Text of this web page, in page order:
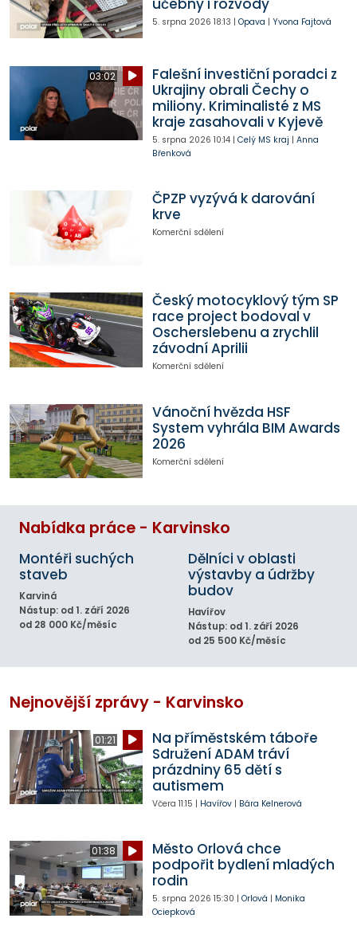
učebny i rozvody
5. srpna 2026 18:13 | Opava | Yvona Fajtová
03:02
Falešní investiční poradci z
Ukrajiny obrali Čechy o
miliony. Kriminalisté z MS
kraje zasahovali v Kyjevě
5. srpna 2026 10:14| Celý MS kraj | Anna
Břenková
ČPZP vyzývá k darování
krve
Komerční sdělení
Český motocyklový tým SP
race project bodoval v
Oscherslebenu a zrychlil
závodní Aprilii
Komerční sdělení
Vánoční hvězda HSF
System vyhrála BIM Awards
2026
Komerční sdělení
Nabídka práce - Karvinsko
Montéři suchých
staveb
Karviná
Nástup: od 1. září 2026
od 28 000 Kč/měsíc
Dělníci v oblasti
výstavby a údržby
budov
Havířov
Nástup: od 1. září 2026
od 25 500 Kč/měsíc
Nejnovější zprávy - Karvinsko
01:21
Na příměstském táboře
Sdružení ADAM tráví
prázdniny 65 dětí s
autismem
Včera 11:15 | Havířov| Bára Kelnerová
01:38
Město Orlová chce
podpořit bydlení mladých
rodin
5. srpna 2026 15:30 | Orlová | Monika
Ociepková